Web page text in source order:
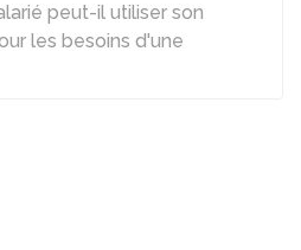
peut-il utiliser son
les besoins d'une